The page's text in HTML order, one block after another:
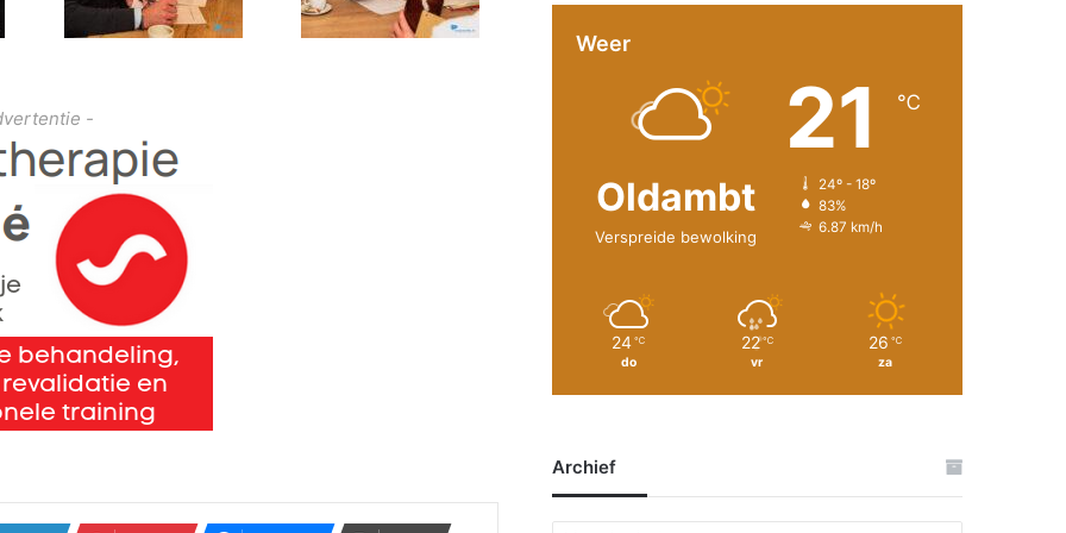
-
Weer
Oldambt
Verspreide bewolking
21 ℃
24º - 18º
83%
6.87 km/h
24 ℃
do
22 ℃
vr
26 ℃
za
Archief